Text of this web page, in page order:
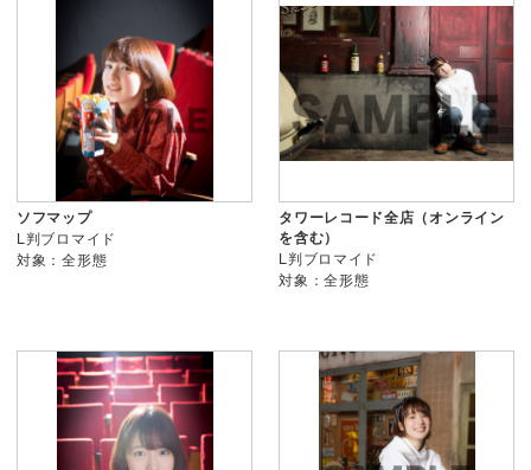
ソフマップ
L判ブロマイド
対象：全形態
タワーレコード全店（オンライン
を含む）
L判ブロマイド
対象：全形態